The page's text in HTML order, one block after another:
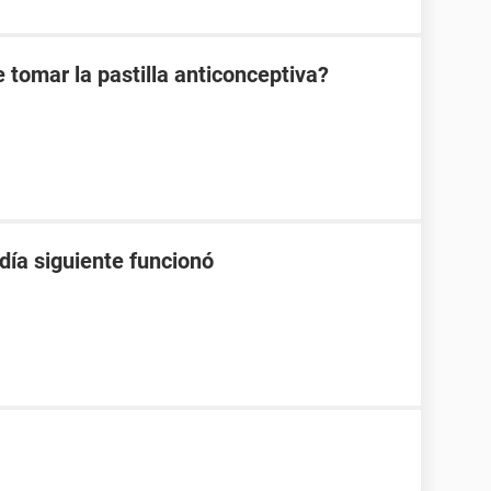
tomar la pastilla anticonceptiva?
siguiente funcionó